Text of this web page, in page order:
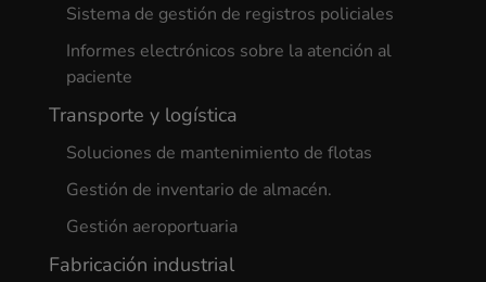
Sistema de gestión de registros policiales
Informes electrónicos sobre la atención al
paciente
Transporte y logística
Soluciones de mantenimiento de flotas
Gestión de inventario de almacén.
Gestión aeroportuaria
Fabricación industrial